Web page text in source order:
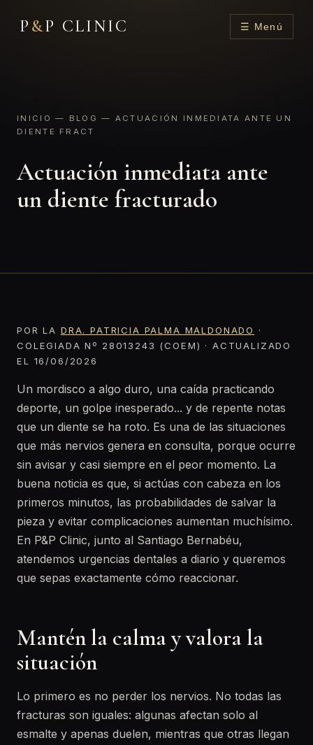
P &P CLINIC ☰ Menú
INICIO — BLOG — ACTUACIÓN INMEDIATA ANTE UN
DIENTE FRACT
Actuación inmediata ante
un diente fracturado
POR LA DRA. PATRICIA PALMA MALDONADO
·
COLEGIADA Nº 28013243 (COEM) · ACTUALIZADO
EL 16/06/2026
Un mordisco a algo duro, una caída practicando
deporte, un golpe inesperado... y de repente notas
que un diente se ha roto. Es una de las situaciones
que más nervios genera en consulta, porque ocurre
sin avisar y casi siempre en el peor momento. La
buena noticia es que, si actúas con cabeza en los
primeros minutos, las probabilidades de salvar la
pieza y evitar complicaciones aumentan muchísimo.
En P&P Clinic, junto al Santiago Bernabéu,
atendemos urgencias dentales a diario y queremos
que sepas exactamente cómo reaccionar.
Mantén la calma y valora la
situación
Lo primero es no perder los nervios. No todas las
fracturas son iguales: algunas afectan solo al
esmalte y apenas duelen, mientras que otras llegan